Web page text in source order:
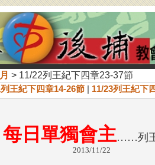
> 11/22列王紀下四章23-37節
王紀下四章14-26節 | 11/23列王紀下
每日單獨會主……列
2013/11/22